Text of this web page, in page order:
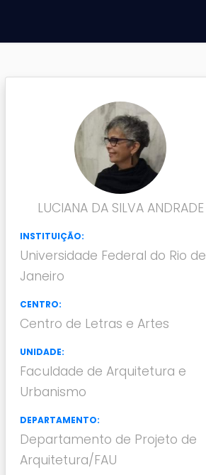
LUCIANA DA SILVA ANDRADE
INSTITUIÇÃO:
Universidade Federal do Rio de
Janeiro
CENTRO:
Centro de Letras e Artes
UNIDADE:
Faculdade de Arquitetura e
Urbanismo
DEPARTAMENTO:
Departamento de Projeto de
Arquitetura/FAU